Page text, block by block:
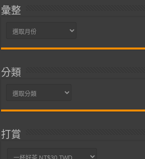
彙整
彙
分類
分
打賞